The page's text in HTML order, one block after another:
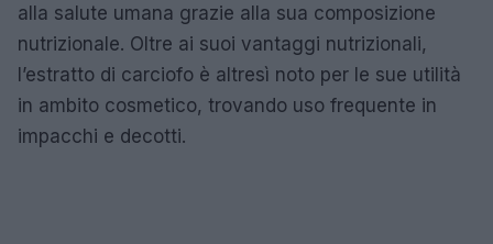
alla salute umana grazie alla sua composizione
nutrizionale. Oltre ai suoi vantaggi nutrizionali,
l’estratto di carciofo è altresì noto per le sue utilità
in ambito cosmetico, trovando uso frequente in
impacchi e decotti.